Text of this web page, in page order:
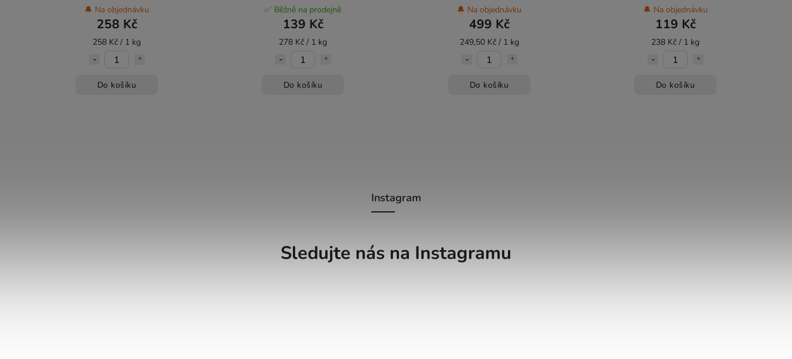
🔔 Na objednávku
258 Kč
258 Kč / 1 kg
Do košíku
✅ Běžně na prodejně
139 Kč
278 Kč / 1 kg
Do košíku
🔔 Na objednávku
499 Kč
249,50 Kč / 1 kg
Do košíku
🔔 Na objednávku
119 Kč
238 Kč / 1 kg
Do košíku
Instagram
Sledujte nás na Instagramu